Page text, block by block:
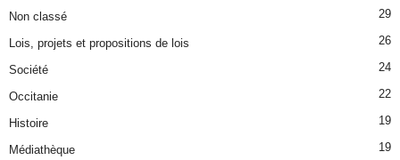
Non classé 29
Lois, projets et propositions de lois 26
Société 24
Occitanie 22
Histoire 19
Médiathèque 19